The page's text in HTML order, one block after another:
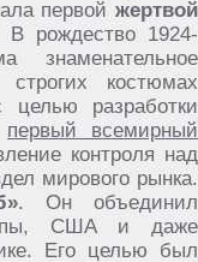
первой жертвой
В рождество 1924-
знаменательное
костюмах
разработки
первый всемирный
контроля над
мирового рынка.
. Он объединил
США и даже
Его целью был